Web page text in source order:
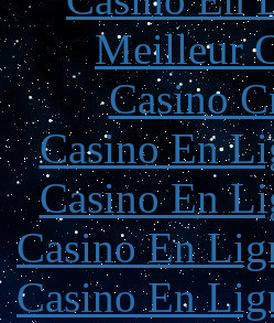
Meilleur
Casino
Casino En
Casino En
Casino En
Casino En